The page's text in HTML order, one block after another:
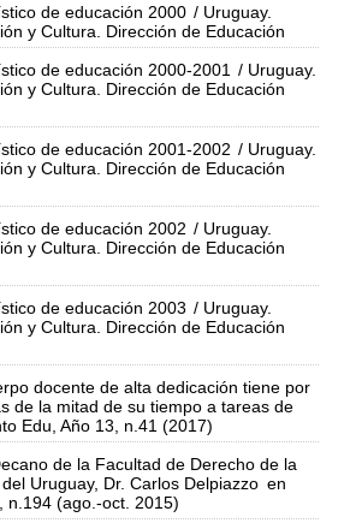
de educación 2000 / Uruguay.
y Cultura. Dirección de Educación
de educación 2000-2001 / Uruguay.
y Cultura. Dirección de Educación
de educación 2001-2002 / Uruguay.
y Cultura. Dirección de Educación
de educación 2002 / Uruguay.
y Cultura. Dirección de Educación
de educación 2003 / Uruguay.
y Cultura. Dirección de Educación
docente de alta dedicación tiene por
de la mitad de su tiempo a tareas de
Edu, Año 13, n.41 (2017)
de la Facultad de Derecho de la
Uruguay, Dr. Carlos Delpiazzo en
n.194 (ago.-oct. 2015)